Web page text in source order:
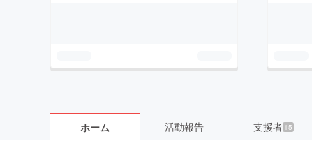
ホーム 活動報告 支援者 15